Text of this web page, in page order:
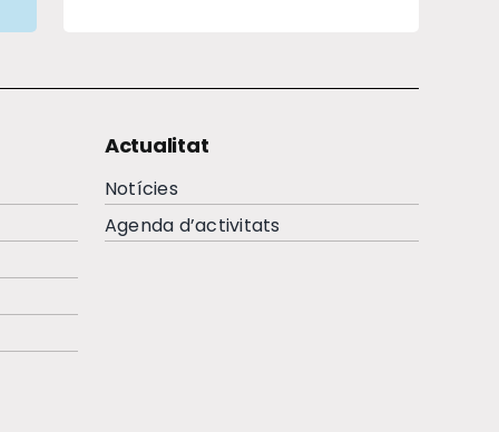
Actualitat
Notícies
Agenda d’activitats